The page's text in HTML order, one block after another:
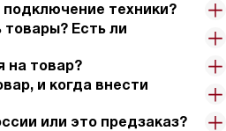
техники?
Есть ли
на товар?
и когда внести
или это предзаказ?